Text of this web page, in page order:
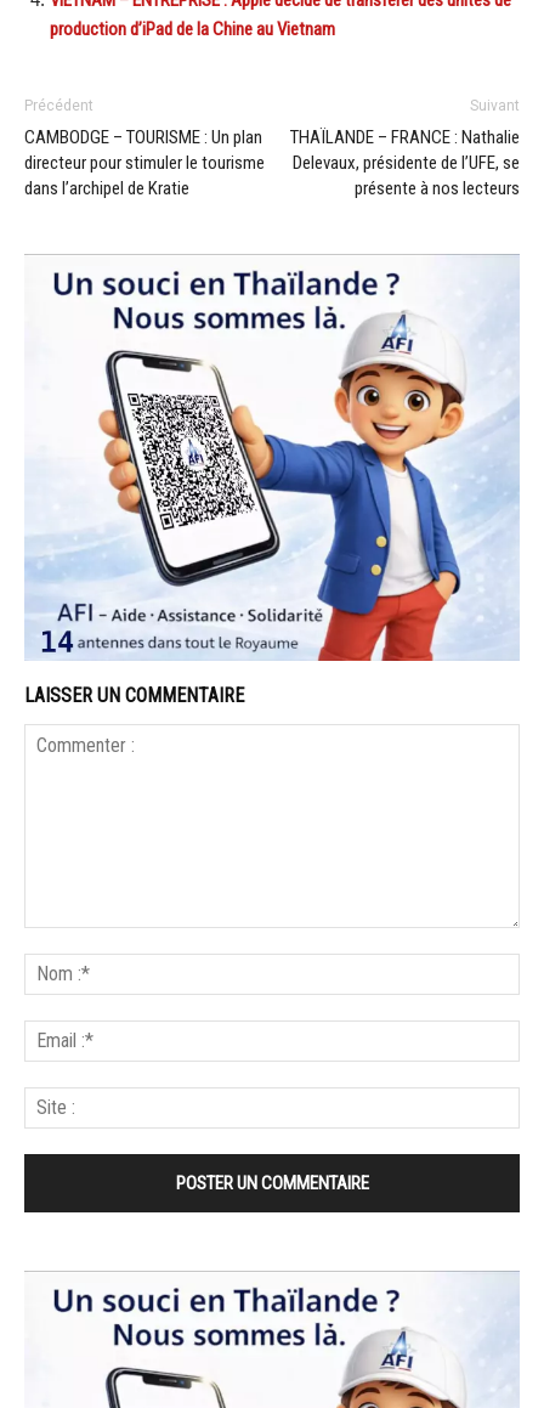
production d’iPad de la Chine au Vietnam
Précédent
CAMBODGE – TOURISME : Un plan
directeur pour stimuler le tourisme
dans l’archipel de Kratie
Suivant
THAÏLANDE – FRANCE : Nathalie
Delevaux, présidente de l’UFE, se
présente à nos lecteurs
LAISSER UN COMMENTAIRE